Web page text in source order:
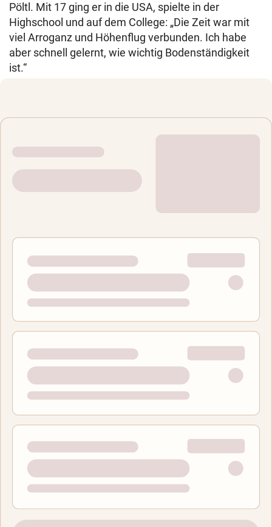
Pöltl. Mit 17 ging er in die USA, spielte in der
Highschool und auf dem College: „Die Zeit war mit
viel Arroganz und Höhenflug verbunden. Ich habe
aber schnell gelernt, wie wichtig Bodenständigkeit
ist.“